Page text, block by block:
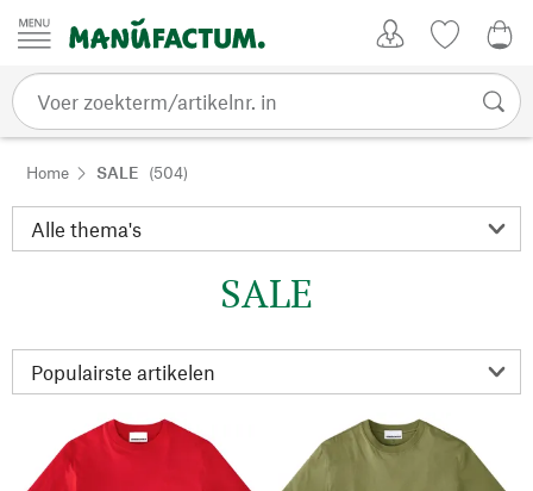
Passer au contenu
Home SALE (504)
SALE